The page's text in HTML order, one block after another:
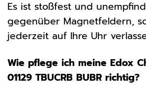
Es ist stoßfest und
gegenüber Magnetfeldern,
jederzeit auf Ihre Uhr
Wie pflege ich meine Edox
01129 TBUCRB BUBR richtig?